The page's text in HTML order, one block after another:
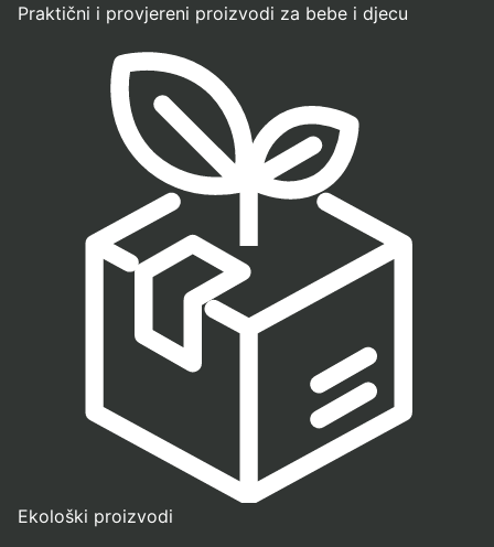
Praktični i provjereni proizvodi za bebe i djecu
Ekološki proizvodi